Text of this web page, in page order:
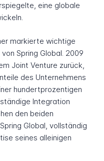
eine globale
markierte wichtige
Spring Global. 2009
Joint Venture zurück,
des Unternehmens
hundertprozentigen
Integration
den beiden
Global, vollständig
seines alleinigen